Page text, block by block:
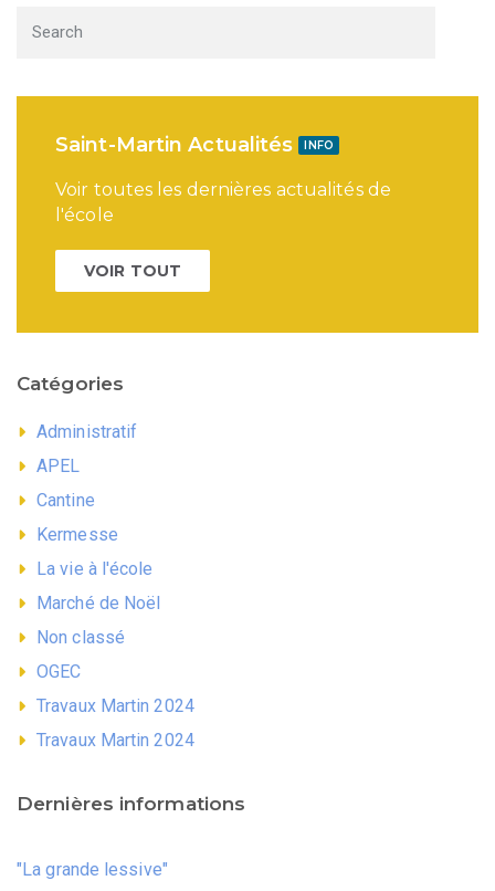
Saint-Martin Actualités INFO
Voir toutes les dernières actualités de
l'école
VOIR TOUT
Catégories
Administratif
APEL
Cantine
Kermesse
La vie à l'école
Marché de Noël
Non classé
OGEC
Travaux Martin 2024
Travaux Martin 2024
Dernières informations
"La grande lessive"